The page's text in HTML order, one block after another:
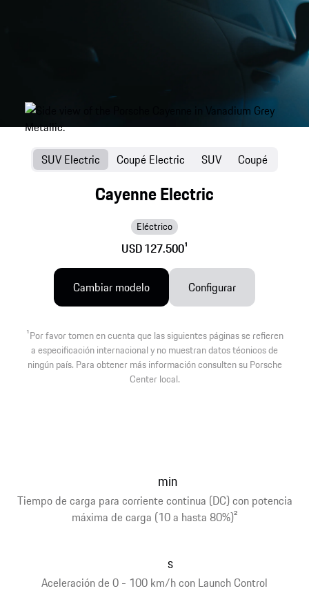
Cayenne Electric
Eléctrico
USD 127.5001
SUV Electric Coupé Electric SUV Coupé
Cambiar modelo Configurar
1Por favor tomen en cuenta que las siguientes páginas se refieren
a especificación internacional y no muestran datos técnicos de
ningún país. Para obtener más información consulten su Porsche
Center local.
Tiempo de carga para corriente continua (DC) con potencia
máxima de carga (10 a hasta 80%)2
min
Aceleración de 0 - 100 km/h con Launch Control
s